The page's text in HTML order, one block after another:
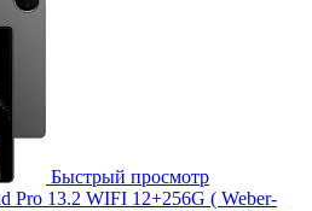
Быстрый просмотр
Pro 13.2 WIFI 12+256G ( Weber-